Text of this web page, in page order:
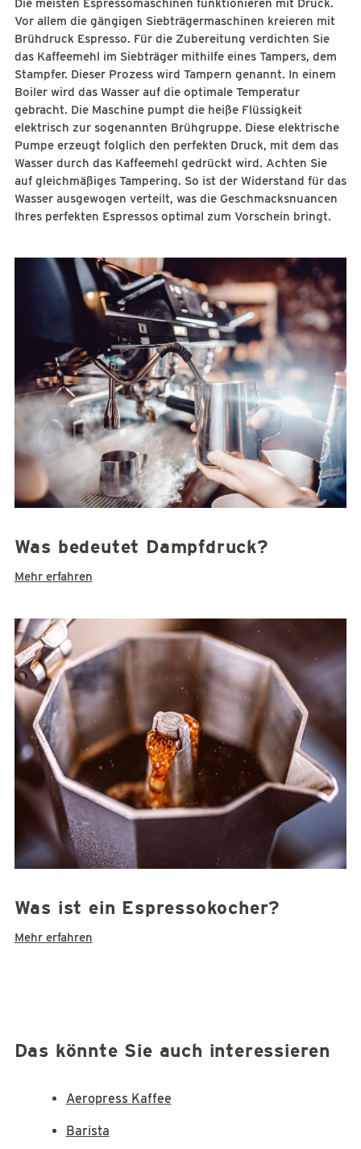
Die meisten Espressomaschinen funktionieren mit Druck.
Vor allem die gängigen Siebträgermaschinen kreieren mit
Brühdruck Espresso. Für die Zubereitung verdichten Sie
das Kaffeemehl im Siebträger mithilfe eines Tampers, dem
Stampfer. Dieser Prozess wird Tampern genannt. In einem
Boiler wird das Wasser auf die optimale Temperatur
gebracht. Die Maschine pumpt die heiße Flüssigkeit
elektrisch zur sogenannten Brühgruppe. Diese elektrische
Pumpe erzeugt folglich den perfekten Druck, mit dem das
Wasser durch das Kaffeemehl gedrückt wird. Achten Sie
auf gleichmäßiges Tampering. So ist der Widerstand für das
Wasser ausgewogen verteilt, was die Geschmacksnuancen
Ihres perfekten Espressos optimal zum Vorschein bringt.
Was bedeutet Dampfdruck?
Mehr erfahren
Was ist ein Espressokocher?
Mehr erfahren
Das könnte Sie auch interessieren
Aeropress Kaffee
Barista